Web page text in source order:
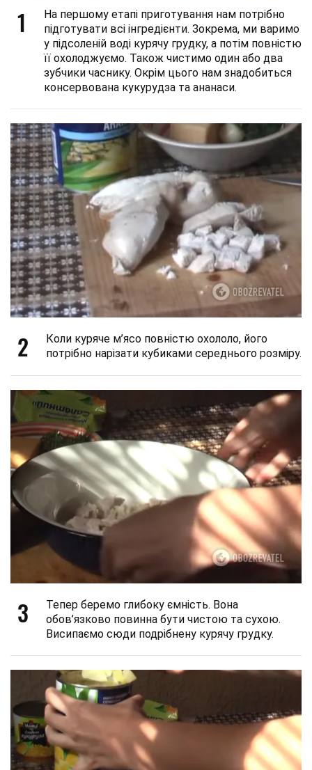
1
На першому етапі приготування нам потрібно
підготувати всі інгредієнти. Зокрема, ми варимо
у підсоленій воді курячу грудку, а потім повністю
її охолоджуємо. Також чистимо один або два
зубчики часнику. Окрім цього нам знадобиться
консервована кукурудза та ананаси.
2
Коли куряче м’ясо повністю охололо, його
потрібно нарізати кубиками середнього розміру.
3
Тепер беремо глибоку ємність. Вона
обов’язково повинна бути чистою та сухою.
Висипаємо сюди подрібнену курячу грудку.